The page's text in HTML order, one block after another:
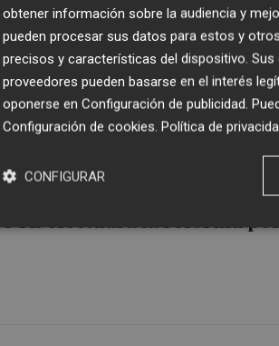
Torreblanca licita las obras
kilómetros de caminos
La playa de Torreblanca
obtener información sobre la audiencia y
pueden procesar sus datos para estos y
precisos y características del dispositivo.
proveedores pueden basarse en el interés
oponerse en Configuración de publicidad.
Configuración de cookies. Política de
CONFIGURAR